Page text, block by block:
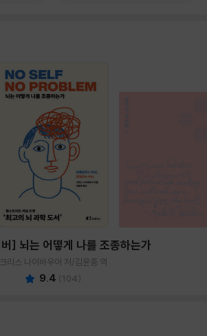
] 뇌는 어떻게 나를 조종하는가
크리스 나이바우어 저/김윤종 역
9.4 (104)